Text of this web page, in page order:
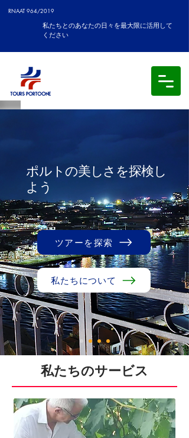
RNAAT 964/2019
私たちとのあなたの日々を最大限に活用して
ください
ポルトの美しさを探検し
よう
ツアーを探索
私たちについて
私たちのサービス